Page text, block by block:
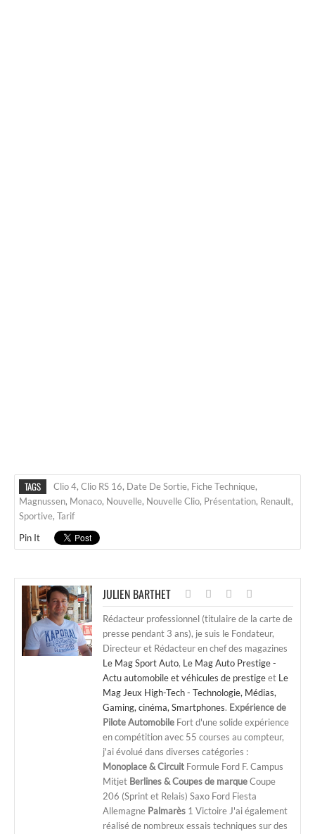
TAGS Clio 4, Clio RS 16, Date De Sortie, Fiche Technique,
Magnussen, Monaco, Nouvelle, Nouvelle Clio, Présentation, Renault,
Sportive, Tarif
Pin It
JULIEN BARTHET
Rédacteur professionnel (titulaire de la carte de
presse pendant 3 ans), je suis le Fondateur,
Directeur et Rédacteur en chef des magazines
Le Mag Sport Auto, Le Mag Auto Prestige -
Actu automobile et véhicules de prestigeet Le
Mag Jeux High-Tech - Technologie, Médias,
Gaming, cinéma, Smartphones. Expérience de
Pilote Automobile Fort d'une solide expérience
en compétition avec 55 courses au compteur,
j'ai évolué dans diverses catégories :
Monoplace & Circuit Formule Ford F. Campus
Mitjet Berlines & Coupes de marqueCoupe
206 (Sprint et Relais) Saxo Ford Fiesta
Allemagne Palmarès 1 Victoire J'ai également
réalisé de nombreux essais techniques sur des